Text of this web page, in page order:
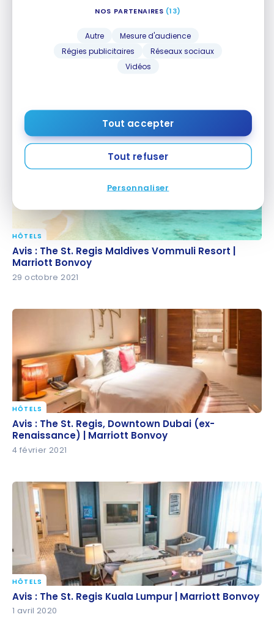
NOS PARTENAIRES (13)
Autre
Mesure d'audience
Régies publicitaires
Réseaux sociaux
Vidéos
Tout accepter
Tout refuser
Personnaliser
Avis : The St. Regis Maldives Vommuli Resort |
Marriott Bonvoy
HÔTELS
Avis : The St. Regis Maldives Vommuli Resort |
Marriott Bonvoy
29 octobre 2021
Avis : The St. Regis, Downtown Dubai (ex-
Renaissance) | Marriott Bonvoy
HÔTELS
Avis : The St. Regis, Downtown Dubai (ex-
Renaissance) | Marriott Bonvoy
4 février 2021
Avis : The St. Regis Kuala Lumpur | Marriott Bonvoy
HÔTELS
Avis : The St. Regis Kuala Lumpur | Marriott Bonvoy
1 avril 2020